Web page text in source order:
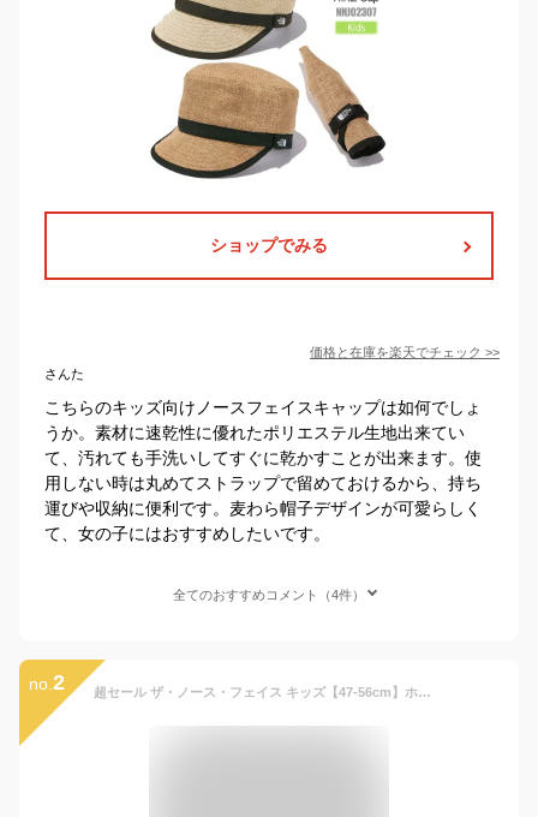
ショップでみる
価格と在庫を楽天でチェック >>
さんた
こちらのキッズ向けノースフェイスキャップは如何でしょ
うか。素材に速乾性に優れたポリエステル生地出来てい
て、汚れても手洗いしてすぐに乾かすことが出来ます。使
用しない時は丸めてストラップで留めておけるから、持ち
運びや収納に便利です。麦わら帽子デザインが可愛らしく
て、女の子にはおすすめしたいです。
全てのおすすめコメント（4件）
no. 2 超セール ザ・ノース・フェイス キッズ【47-56cm】ホライズンハット North Face【帽子UVケア 男の子 女の子 子供用 キャンプ アウトドア ジュニアサイズ】